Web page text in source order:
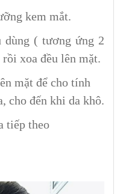
kem mắt.
( tương ứng 2
xoa đều lên mặt.
mặt để cho tính
cho đến khi da khô.
tiếp theo